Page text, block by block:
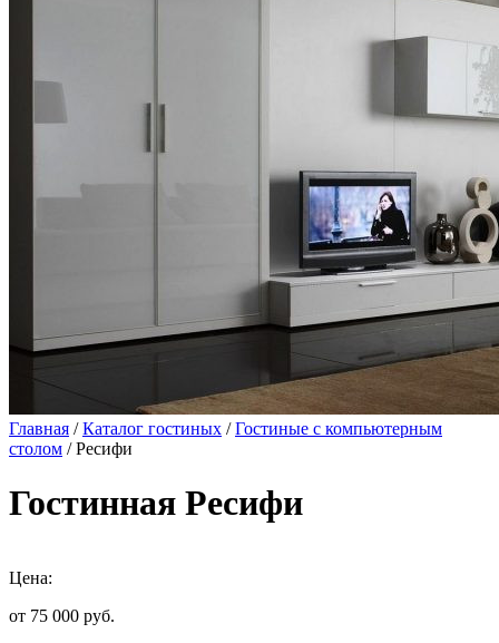
Главная /Каталог гостиных /Гостиные с компьютерным
столом / Ресифи
Гостинная Ресифи
Цена:
от 75 000 руб.